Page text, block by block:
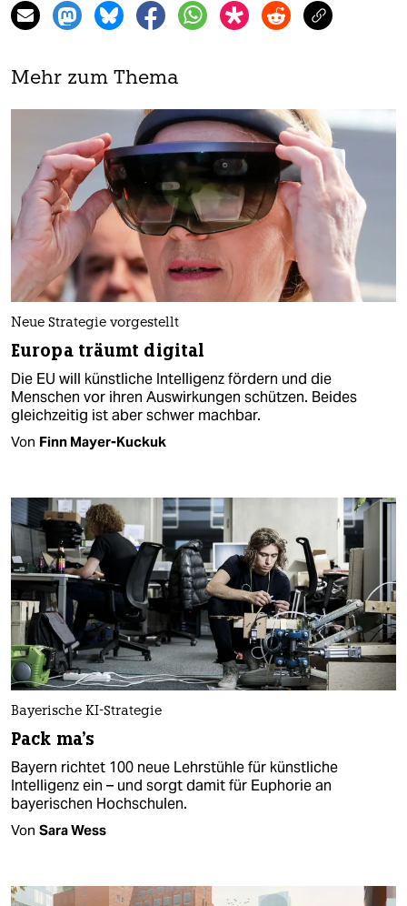
Mehr zum Thema
Neue Strategie vorgestellt
Europa träumt digital
Die EU will künstliche Intelligenz fördern und die
Menschen vor ihren Auswirkungen schützen. Beides
gleichzeitig ist aber schwer machbar.
Von Finn Mayer-Kuckuk
Bayerische KI-Strategie
Pack ma's
Bayern richtet 100 neue Lehrstühle für künstliche
Intelligenz ein – und sorgt damit für Euphorie an
bayerischen Hochschulen.
Von Sara Wess